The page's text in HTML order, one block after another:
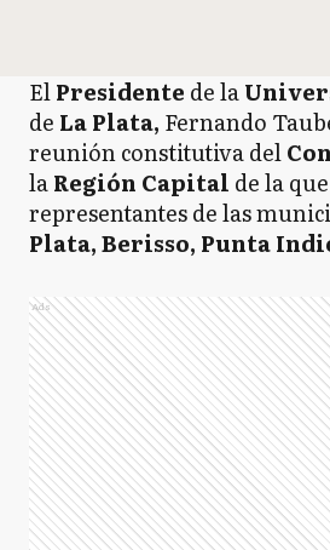
ElPresidente de la
de La Plata, Fernando
reunión constitutiva del
laRegión Capital de la
representantes de las
Plata, Berisso, Punta
Ads